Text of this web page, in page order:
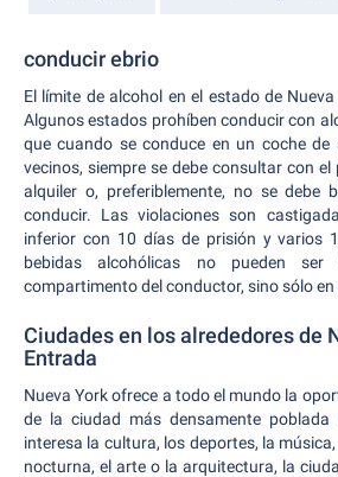
conducir ebrio
El límite de alcohol en el estado de
Algunos estados prohíben conducir con
que cuando se conduce en un coche de
vecinos, siempre se debe consultar con el
alquiler o, preferiblemente, no se debe
conducir. Las violaciones son
inferior con 10 días de prisión y varios
bebidas alcohólicas no pueden
compartimento del conductor, sino sólo en
Ciudades en los alrededores de
Entrada
Nueva York ofrece a todo el mundo la
de la ciudad más densamente
interesa la cultura, los deportes, la
nocturna, el arte o la arquitectura, la